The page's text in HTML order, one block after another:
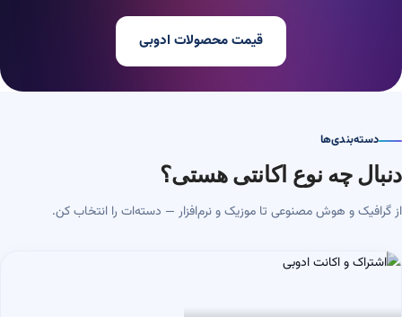
قیمت محصولات ادوبی
دسته‌بندی‌ها
دنبال چه نوع اکانتی هستی؟
از گرافیک و هوش مصنوعی تا موزیک و نرم‌افزار — دسته‌ات را انتخاب کن.